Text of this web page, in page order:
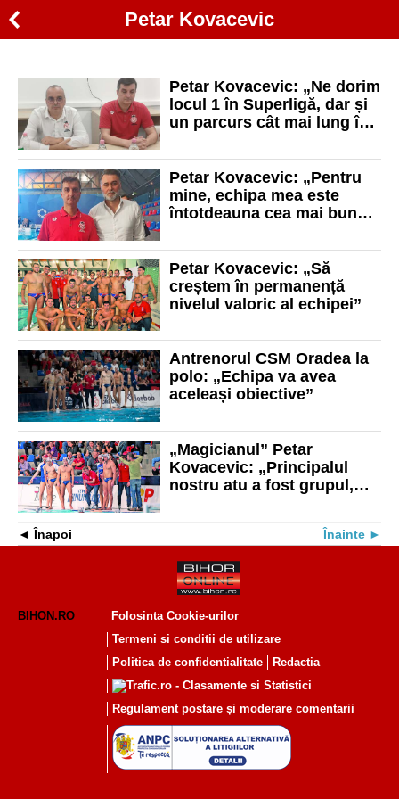
Petar Kovacevic
Petar Kovacevic: „Ne dorim
locul 1 în Superligă, dar și
un parcurs cât mai lung în
Petar Kovacevic: „Pentru
mine, echipa mea este
întotdeauna cea mai bună
Petar Kovacevic: „Să
creștem în permanență
nivelul valoric al echipei”
Antrenorul CSM Oradea la
polo: „Echipa va avea
aceleași obiective”
„Magicianul” Petar
Kovacevic: „Principalul
nostru atu a fost grupul,
Înapoi Înainte
BIHON.RO
Folosinta Cookie-urilor
Termeni si conditii de utilizare
Politica de confidentialitate
Redactia
Regulament postare și moderare comentarii